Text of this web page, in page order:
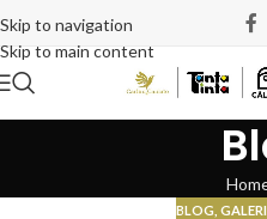
Skip to navigation
Skip to main content
BLOG